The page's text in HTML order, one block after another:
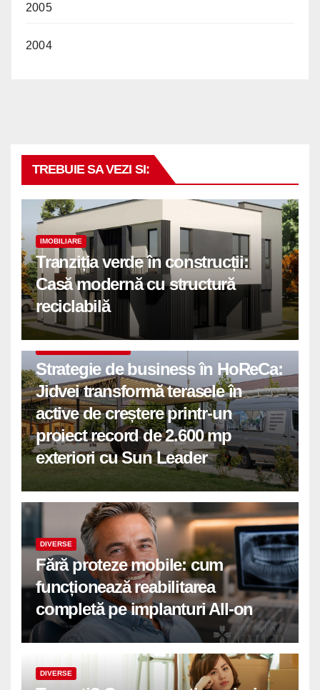
2005
2004
TREBUIE SA VEZI SI:
IMOBILIARE
Tranziția verde în construcții:
Casă modernă cu structură
reciclabilă
Strategie de business în HoReCa:
Jidvei transformă terasele în
active de creștere printr-un
proiect record de 2.600 mp
exteriori cu Sun Leader
DIVERSE
Fără proteze mobile: cum
funcționează reabilitarea
completă pe implanturi All-on
DIVERSE